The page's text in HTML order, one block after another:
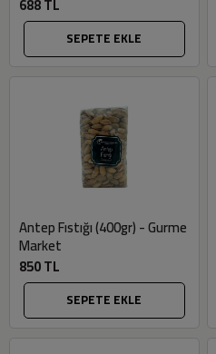
SEPETE EKLE
Antep Fıstığı (400gr) - Gurme
Market
850 TL
SEPETE EKLE